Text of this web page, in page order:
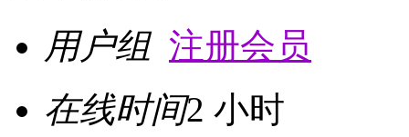
用户组 注册会员
在线时间2 小时